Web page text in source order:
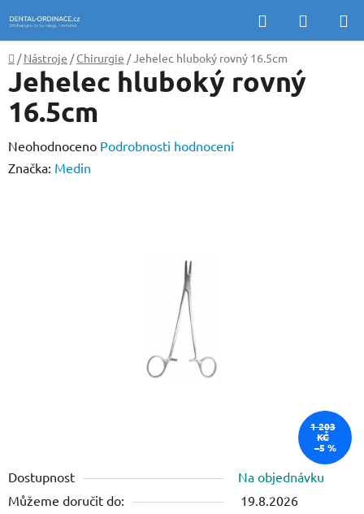
na
obsah
Hledat
KOŠÍK
Domů
/ Nástroje / Chirurgie /Jehelec hluboký rovný 16.5cm
Dostupnost
Na objednávku
Můžeme doručit do:
19.8.2026
Jehelec hluboký rovný
16.5cm
Průměrné
hodnocení
Neohodnoceno Podrobnosti hodnocení
Značka: Medin
1 203
KČ
–5 %